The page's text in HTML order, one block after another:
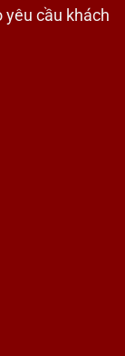
yêu cầu khách